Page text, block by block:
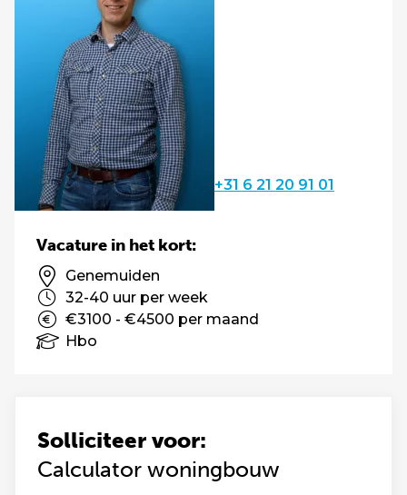
+31 6 21 20 91 01
Solliciteer voor:
Calculator woningbouw
Vacature in het kort:
Genemuiden
32-40 uur per week
€3100 - €4500 per maand
Hbo